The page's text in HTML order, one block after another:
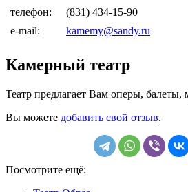
телефон:
(831) 434-15-90
e-mail:
kamemy@sandy.ru
Камерный театр
Театр предлагает Вам оперы,
Вы можете добавить свой отзыв.
Посмотрите ещё: